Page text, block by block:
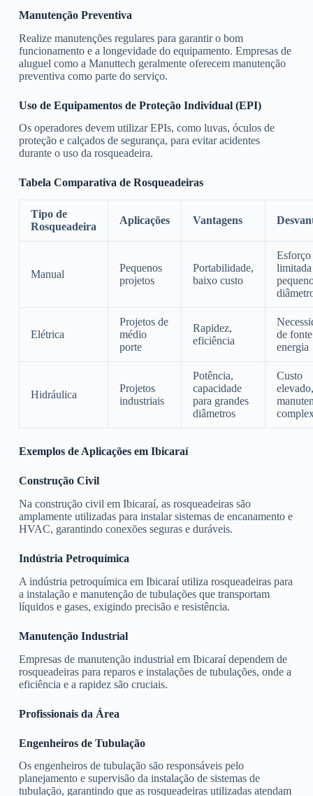
Manutenção Preventiva
Realize manutenções regulares para garantir o bom
funcionamento e a longevidade do equipamento. Empresas de
aluguel como a Manuttech geralmente oferecem manutenção
preventiva como parte do serviço.
Uso de Equipamentos de Proteção Individual (EPI)
Os operadores devem utilizar EPIs, como luvas, óculos de
proteção e calçados de segurança, para evitar acidentes
durante o uso da rosqueadeira.
Tabela Comparativa de Rosqueadeiras
Tipo de
Rosqueadeira
Aplicações Vantagens
Manual
Pequenos
projetos
Portabilidade,
baixo custo
limitada
Elétrica
Projetos de
médio
porte
Rapidez,
eficiência
de
energia
Hidráulica
Projetos
industriais
Potência,
capacidade
para grandes
diâmetros
Custo
elevado,
Exemplos de Aplicações em Ibicaraí
Construção Civil
Na construção civil em Ibicaraí, as rosqueadeiras são
amplamente utilizadas para instalar sistemas de encanamento e
HVAC, garantindo conexões seguras e duráveis.
Indústria Petroquímica
A indústria petroquímica em Ibicaraí utiliza rosqueadeiras para
a instalação e manutenção de tubulações que transportam
líquidos e gases, exigindo precisão e resistência.
Manutenção Industrial
Empresas de manutenção industrial em Ibicaraí dependem de
rosqueadeiras para reparos e instalações de tubulações, onde a
eficiência e a rapidez são cruciais.
Profissionais da Área
Engenheiros de Tubulação
Os engenheiros de tubulação são responsáveis pelo
planejamento e supervisão da instalação de sistemas de
tubulação, garantindo que as rosqueadeiras utilizadas atendam